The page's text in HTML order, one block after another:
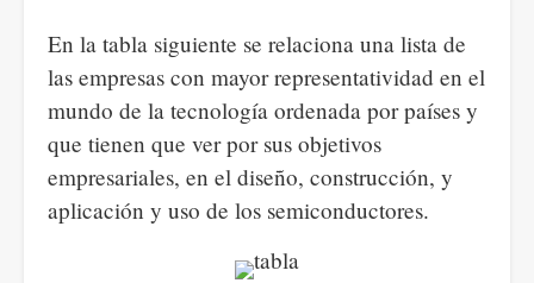
En la tabla siguiente se relaciona una lista de
las empresas con mayor representatividad en el
mundo de la tecnología ordenada por países y
que tienen que ver por sus objetivos
empresariales, en el diseño, construcción, y
aplicación y uso de los semiconductores.